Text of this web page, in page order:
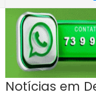
de Flávio
Notícias em